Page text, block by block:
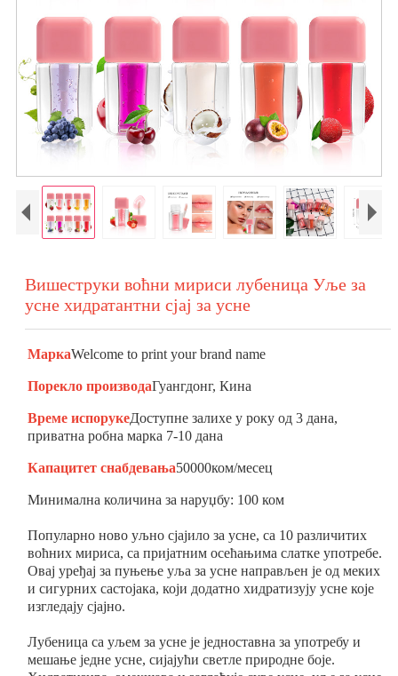
Вишеструки воћни мириси лубеница Уље за
усне хидратантни сјај за усне
МаркаWelcome to print your brand name
Порекло производаГуангдонг, Кина
Време испорукеДоступне залихе у року од 3 дана,
приватна робна марка 7-10 дана
Капацитет снабдевања50000ком/месец
Минимална количина за наруџбу: 100 ком
Популарно ново уљно сјајило за усне, са 10 различитих
воћних мириса, са пријатним осећањима слатке употребе.
Овај уређај за пуњење уља за усне направљен је од меких
и сигурних састојака, који додатно хидратизују усне које
изгледају сјајно.
Лубеница са уљем за усне је једноставна за употребу и
мешање једне усне, сијајући светле природне боје.